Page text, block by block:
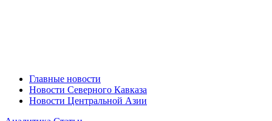
Главные новости
Новости Северного Кавказа
Новости Центральной Азии